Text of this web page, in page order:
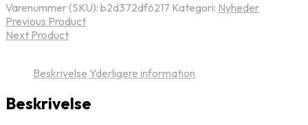
Varenummer (SKU): b2d372df6217 Kategori: Nyheder
Previous Product
Next Product
Beskrivelse Yderligere information
Beskrivelse